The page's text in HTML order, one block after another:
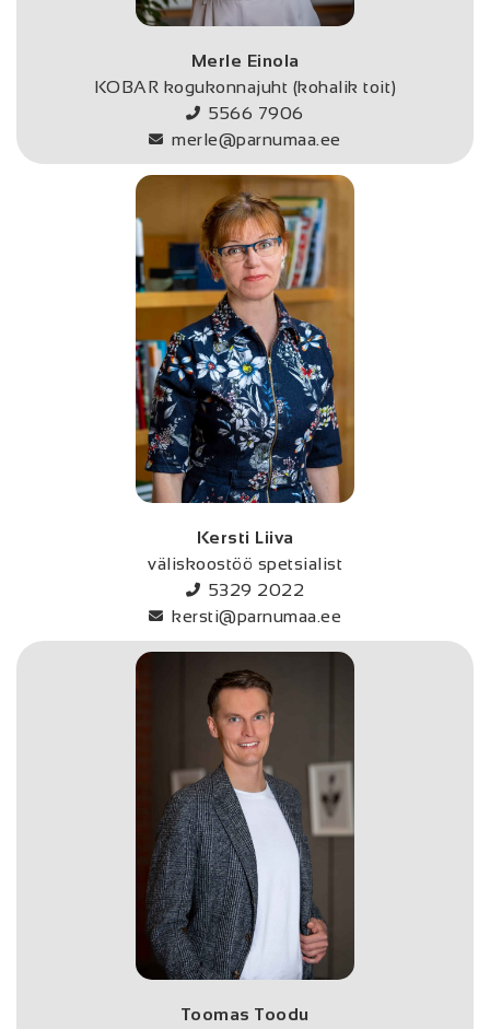
Merle Einola
KOBAR kogukonnajuht (kohalik toit)
5566 7906
merle@parnumaa.ee
Kersti Liiva
väliskoostöö spetsialist
5329 2022
kersti@parnumaa.ee
Toomas Toodu